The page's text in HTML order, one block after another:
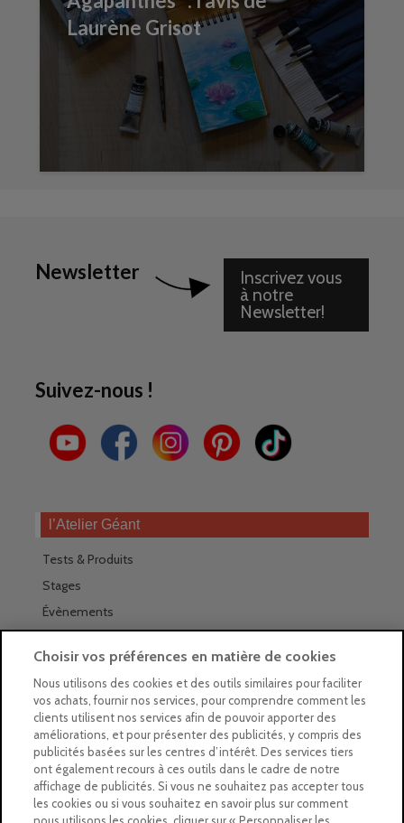
Laurène Grisot
Newsletter
Inscrivez vous
à notre
Newsletter!
Suivez-nous !
l’Atelier Géant
Tests & Produits
Stages
Évènements
Trouver nos magasins
La newsletter des magasins
Feuilleter le Guide
Gratuit : intégrer le Guide
Marques Beaux-Arts
Choisir vos préférences en matière de cookies
Nous utilisons des cookies et des outils similaires pour faciliter
vos achats, fournir nos services, pour comprendre comment les
clients utilisent nos services afin de pouvoir apporter des
améliorations, et pour présenter des publicités, y compris des
publicités basées sur les centres d’intérêt. Des services tiers
ont également recours à ces outils dans le cadre de notre
affichage de publicités. Si vous ne souhaitez pas accepter tous
les cookies ou si vous souhaitez en savoir plus sur comment